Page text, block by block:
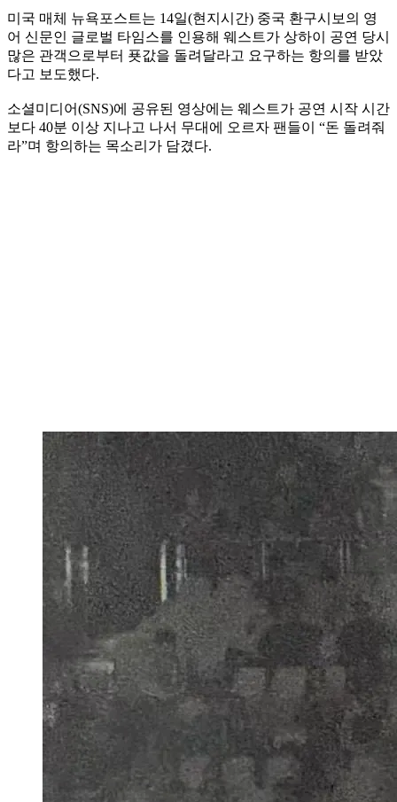
미국 매체 뉴욕포스트는 14일(현지시간) 중국 환구시보의 영
어 신문인 글로벌 타임스를 인용해 웨스트가 상하이 공연 당시
많은 관객으로부터 푯값을 돌려달라고 요구하는 항의를 받았
다고 보도했다.
소셜미디어(SNS)에 공유된 영상에는 웨스트가 공연 시작 시간
보다 40분 이상 지나고 나서 무대에 오르자 팬들이 “돈 돌려줘
라”며 항의하는 목소리가 담겼다.